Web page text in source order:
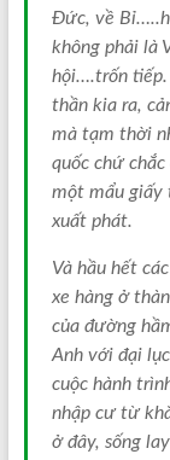
Đức, về
không phải là
hội….trốn
thần kia ra,
mà tạm thời
quốc chứ chắc
một mẩu giấy
xuất phát.
Và hầu hết
xe hàng ở
của đường
Anh với đại
cuộc hành
nhập cư từ
ở đây, sống